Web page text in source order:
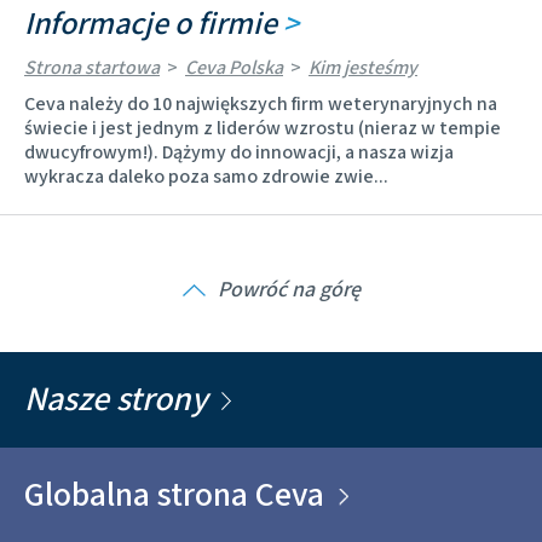
Informacje o firmie>
Strona startowa > Ceva Polska > Kim jesteśmy
Ceva należy do 10 największych firm weterynaryjnych na
świecie i jest jednym z liderów wzrostu (nieraz w tempie
dwucyfrowym!). Dążymy do innowacji, a nasza wizja
wykracza daleko poza samo zdrowie zwie...
Powróć na górę
Nasze strony
Globalna strona Ceva